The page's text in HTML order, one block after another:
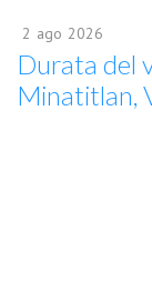
2 ago 2026
Durata del
Minatitlan,